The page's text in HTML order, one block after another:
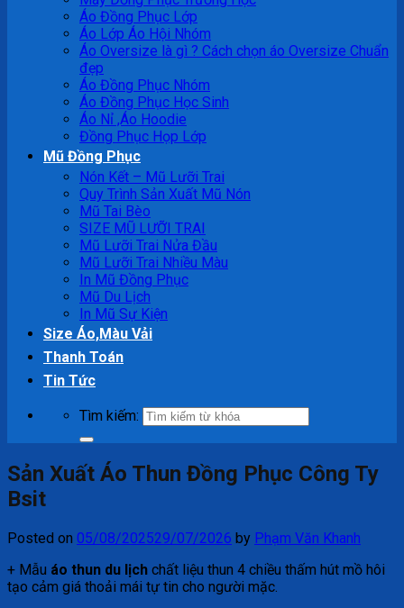
Áo Đồng Phục Lớp
Áo Lớp Áo Hội Nhóm
Áo Oversize là gì ? Cách chọn áo Oversize Chuẩn
đẹp
Áo Đồng Phục Nhóm
Áo Đồng Phục Học Sinh
Áo Nỉ ,Áo Hoodie
Đồng Phục Họp Lớp
Mũ Đồng Phục
Nón Kết – Mũ Lưỡi Trai
Quy Trình Sản Xuất Mũ Nón
Mũ Tai Bèo
SIZE MŨ LƯỠI TRAI
Mũ Lưỡi Trai Nửa Đầu
Mũ Lưỡi Trai Nhiều Màu
In Mũ Đồng Phục
Mũ Du Lịch
In Mũ Sự Kiện
Size Áo,Màu Vải
Thanh Toán
Tin Tức
Tìm kiếm:
Sản Xuất Áo Thun Đồng Phục Công Ty
Bsit
Posted on 05/08/202529/07/2026 by Phạm Văn Khanh
+ Mẫu áo thun du lịch chất liệu thun 4 chiều thấm hút mồ hôi
tạo cảm giá thoải mái tự tin cho người mặc.